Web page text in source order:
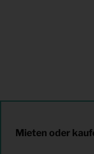
Mieten oder